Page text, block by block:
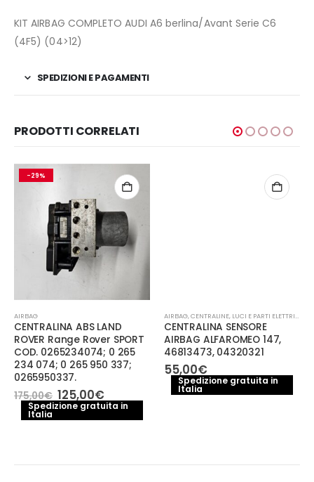
KIT AIRBAG COMPLETO AUDI A6 berlina/Avant Serie C6
(4F5) (04>12)
SPEDIZIONI E PAGAMENTI
PRODOTTI CORRELATI
-29%
AIRBAG
CENTRALINA ABS LAND
ROVER Range Rover SPORT
COD. 0265234074; 0 265
234 074; 0 265 950 337;
0265950337.
175,00€ Il
prezzo
originale
125,00€Il
prezzo
attuale
Spedizione gratuita in
Italia
AIRBAG,CENTRALINE, LUCI E PARTI ELETTRICHE
CENTRALINA SENSORE
AIRBAG ALFAROMEO 147,
46813473, 04320321
55,00€
Spedizione gratuita in
Italia